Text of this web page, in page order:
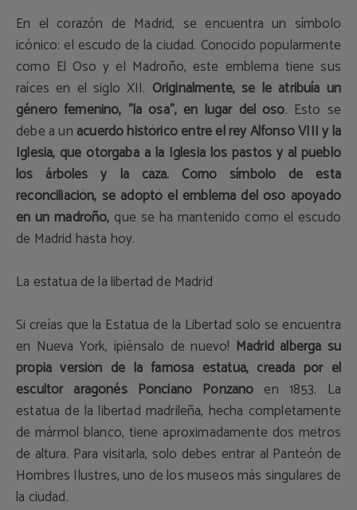
En el corazón de Madrid, se encuentra un símbolo
icónico: el escudo de la ciudad. Conocido popularmente
como El Oso y el Madroño, este emblema tiene sus
raíces en el siglo XII. Originalmente, se le atribuía un
género femenino, "la osa", en lugar del oso. Esto se
debe a un acuerdo histórico entre el rey Alfonso VIII y la
Iglesia, que otorgaba a la Iglesia los pastos y al pueblo
los árboles y la caza. Como símbolo de esta
reconciliación, se adoptó el emblema del oso apoyado
en un madroño, que se ha mantenido como el escudo
de Madrid hasta hoy.
La estatua de la libertad de Madrid
Si creías que la Estatua de la Libertad solo se encuentra
en Nueva York, ¡piénsalo de nuevo! Madrid alberga su
propia versión de la famosa estatua, creada por el
escultor aragonés Ponciano Ponzano en 1853. La
estatua de la libertad madrileña, hecha completamente
de mármol blanco, tiene aproximadamente dos metros
de altura. Para visitarla, solo debes entrar al Panteón de
Hombres Ilustres, uno de los museos más singulares de
la ciudad.